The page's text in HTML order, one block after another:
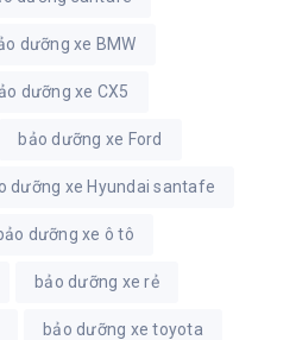
dưỡng xe BMW
dưỡng xe CX5
bảo dưỡng xe Ford
dưỡng xe Hyundai santafe
dưỡng xe ô tô
bảo dưỡng xe rẻ
bảo dưỡng xe toyota